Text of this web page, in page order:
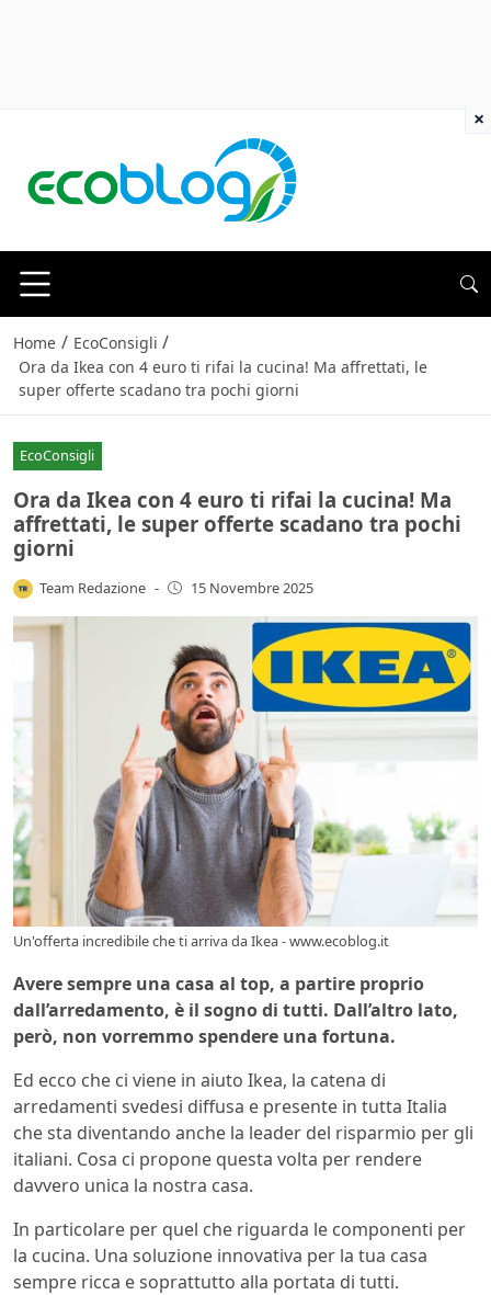
Home / EcoConsigli /
Ora da Ikea con 4 euro ti rifai la cucina! Ma affrettati, le
super offerte scadano tra pochi giorni
EcoConsigli
Ora da Ikea con 4 euro ti rifai la cucina! Ma
affrettati, le super offerte scadano tra pochi
giorni
Team Redazione - 15 Novembre 2025
Un'offerta incredibile che ti arriva da Ikea - www.ecoblog.it
Avere sempre una casa al top, a partire proprio
dall’arredamento, è il sogno di tutti. Dall’altro lato,
però, non vorremmo spendere una fortuna.
Ed ecco che ci viene in aiuto Ikea, la catena di
arredamenti svedesi diffusa e presente in tutta Italia
che sta diventando anche la leader del risparmio per gli
italiani. Cosa ci propone questa volta per rendere
davvero unica la nostra casa.
In particolare per quel che riguarda le componenti per
la cucina. Una soluzione innovativa per la tua casa
sempre ricca e soprattutto alla portata di tutti.
×